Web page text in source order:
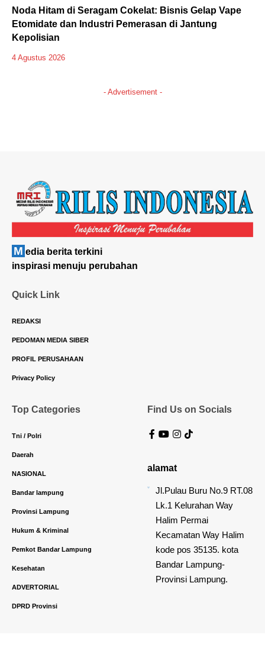
Noda Hitam di Seragam Cokelat: Bisnis Gelap Vape
Etomidate dan Industri Pemerasan di Jantung
Kepolisian
4 Agustus 2026
- Advertisement -
M edia berita terkini
inspirasi menuju perubahan
Quick Link
REDAKSI
PEDOMAN MEDIA SIBER
PROFIL PERUSAHAAN
Privacy Policy
Top Categories
Tni / Polri
Daerah
NASIONAL
Bandar lampung
Provinsi Lampung
Hukum & Kriminal
Pemkot Bandar Lampung
Kesehatan
ADVERTORIAL
DPRD Provinsi
Find Us on Socials
alamat
Jl.Pulau Buru No.9 RT.08
Lk.1 Kelurahan Way
Halim Permai
Kecamatan Way Halim
kode pos 35135. kota
Bandar Lampung-
Provinsi Lampung.